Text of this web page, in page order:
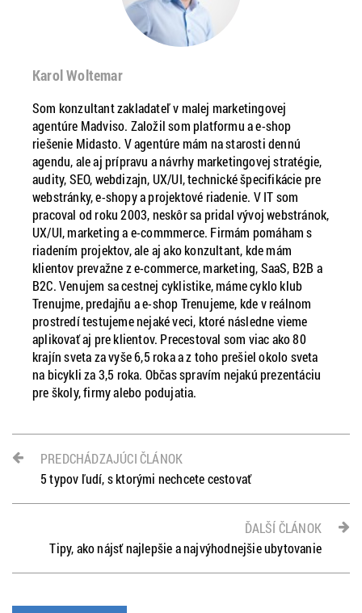
Karol Woltemar
Som konzultant zakladateľ v malej marketingovej
agentúre Madviso. Založil som platformu a e-shop
riešenie Midasto. V agentúre mám na starosti dennú
agendu, ale aj prípravu a návrhy marketingovej stratégie,
audity, SEO, webdizajn, UX/UI, technické špecifikácie pre
webstránky, e-shopy a projektové riadenie. V IT som
pracoval od roku 2003, neskôr sa pridal vývoj webstránok,
UX/UI, marketing a e-commmerce. Firmám pomáham s
riadením projektov, ale aj ako konzultant, kde mám
klientov prevažne z e-commerce, marketing, SaaS, B2B a
B2C. Venujem sa cestnej cyklistike, máme cyklo klub
Trenujme, predajňu a e-shop Trenujeme, kde v reálnom
prostredí testujeme nejaké veci, ktoré následne vieme
aplikovať aj pre klientov. Precestoval som viac ako 80
krajín sveta za vyše 6,5 roka a z toho prešiel okolo sveta
na bicykli za 3,5 roka. Občas spravím nejakú prezentáciu
pre školy, firmy alebo podujatia.
PREDCHÁDZAJÚCI ČLÁNOK
5 typov ľudí, s ktorými nechcete cestovať
ĎALŠÍ ČLÁNOK
Tipy, ako nájsť najlepšie a najvýhodnejšie ubytovanie